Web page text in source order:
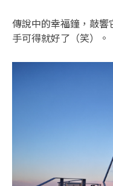
傳說中的幸福鐘，敲
手可得就好了（笑）。